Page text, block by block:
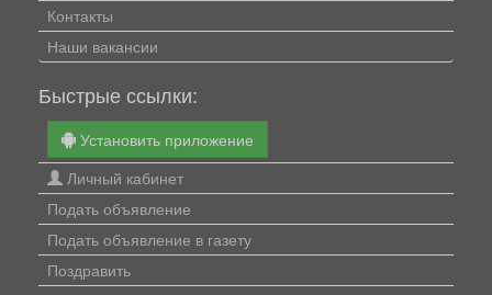
Контакты
Наши вакансии
Быстрые ссылки:
Установить приложение
Личный кабинет
Подать объявление
Подать объявление в газету
Поздравить